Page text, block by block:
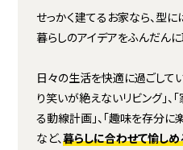
せっかく建てるお家なら、型に
暮らしのアイデアをふんだんに
日々の生活を快適に過ごして
り笑いが絶えないリビング」、
る動線計画」、「趣味を存分に
など、暮らしに合わせて愉しめ